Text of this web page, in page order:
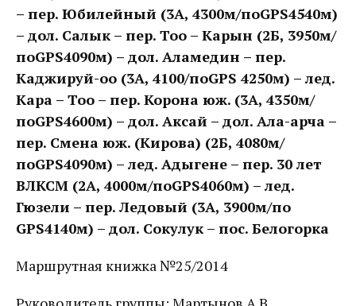
– пер. Юбилейный (3А, 4300м/поGPS4540м)
– дол. Салык – пер. Тоо – Карын (2Б, 3950м/
поGPS4090м) – дол. Аламедин – пер.
Каджируй-оо (3А, 4100/поGPS 4250м) – лед.
Кара – Тоо – пер. Корона юж. (3А, 4350м/
поGPS4600м) – дол. Аксай – дол. Ала-арча –
пер. Смена юж. (Кирова) (2Б, 4080м/
поGPS4090м) – лед. Адыгене – пер. 30 лет
ВЛКСМ (2А, 4000м/поGPS4060м) – лед.
Гюзели – пер. Ледовый (3А, 3900м/по
GPS4140м) – дол. Сокулук – пос. Белогорка
Маршрутная книжка №25/2014